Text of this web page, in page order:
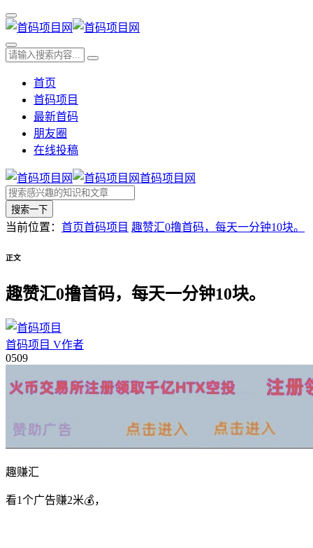
首页
首码项目
最新首码
朋友圈
在线投稿
首码项目网
搜索一下
当前位置： 首页首码项目 趣赞汇0撸首码，每天一分钟10块。
正文
趣赞汇0撸首码，每天一分钟10块。
首码项目 V作者
0509
趣赚汇
看1个广告赚2米💰，